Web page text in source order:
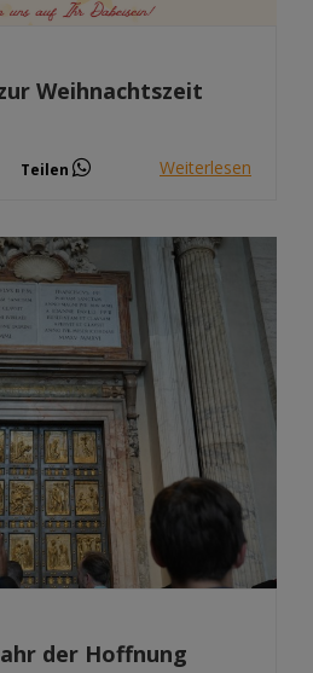
Weihnachtszeit
Teilen Weiterlesen
der Hoffnung